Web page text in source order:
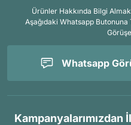
Ürünler Hakkında Bilgi
Aşağıdaki Whatsapp
Whatsapp